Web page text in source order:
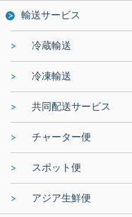
輸送サービス
冷蔵輸送
冷凍輸送
共同配送サービス
チャーター便
スポット便
アジア生鮮便